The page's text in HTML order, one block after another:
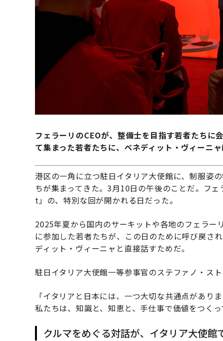
フェラーリのCEOが、整備士を目指す若者たちに
て集まった若者たちに、ベネディット・ヴィーニ
港区の一角に立つ駐日イタリア大使館に、制服姿
ちが集まってきた。3月10日の午後のことだ。フ
t」の、特別な回が開かれる日だった。
2025年夏から国内のサーキットや各地のフェラー
に参加した若者たちが、この日のために呼び戻さ
ディット・ヴィーニャと直接話すためだ。
駐日イタリア大使館一等参事官のステファノ・ス
「イタリアと日本には、一つ大切な共通点があり
私たちは、知識と、知恵と、手仕事で価値をつく
クルマをめぐる対話が、イタリア大使館